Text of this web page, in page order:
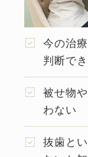
今の治
判断で
被せ物
わない
抜歯と